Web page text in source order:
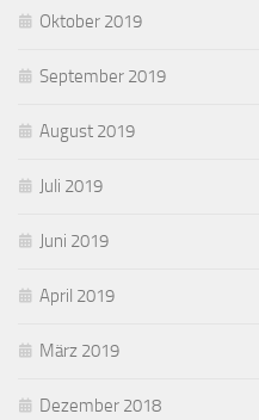
Oktober 2019
September 2019
August 2019
Juli 2019
Juni 2019
April 2019
März 2019
Dezember 2018